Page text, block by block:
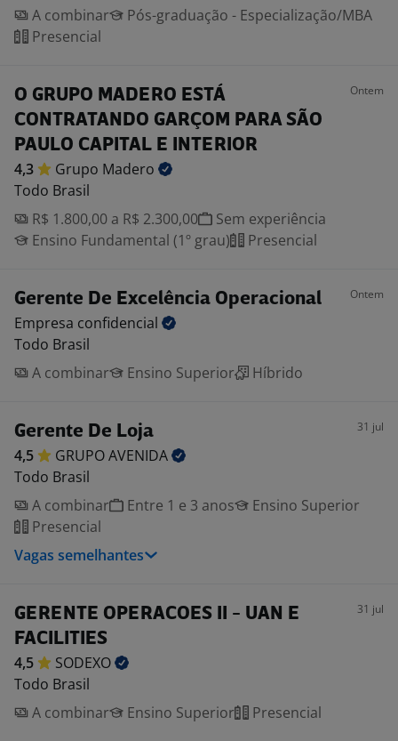
A combinar
Pós-graduação - Especialização/MBA
Presencial
O GRUPO MADERO ESTÁ
CONTRATANDO GARÇOM PARA SÃO
PAULO CAPITAL E INTERIOR
Ontem
4,3 Grupo Madero
Todo Brasil
R$ 1.800,00 a R$ 2.300,00
Sem experiência
Ensino Fundamental (1º grau)
Presencial
Gerente De Excelência Operacional Ontem
Empresa confidencial
Todo Brasil
A combinar
Ensino Superior Híbrido
Gerente De Loja 31 jul
4,5 GRUPOAVENIDA
Todo Brasil
A combinar
Entre 1 e 3 anos
Ensino Superior
Presencial
Vagas semelhantes
GERENTE OPERACOES II - UAN E
FACILITIES
31 jul
4,5
SODEXO
Todo Brasil
A combinar
Ensino Superior Presencial